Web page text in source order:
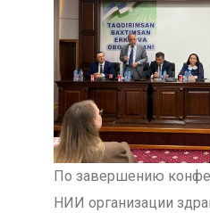
По завершению
НИИ организации